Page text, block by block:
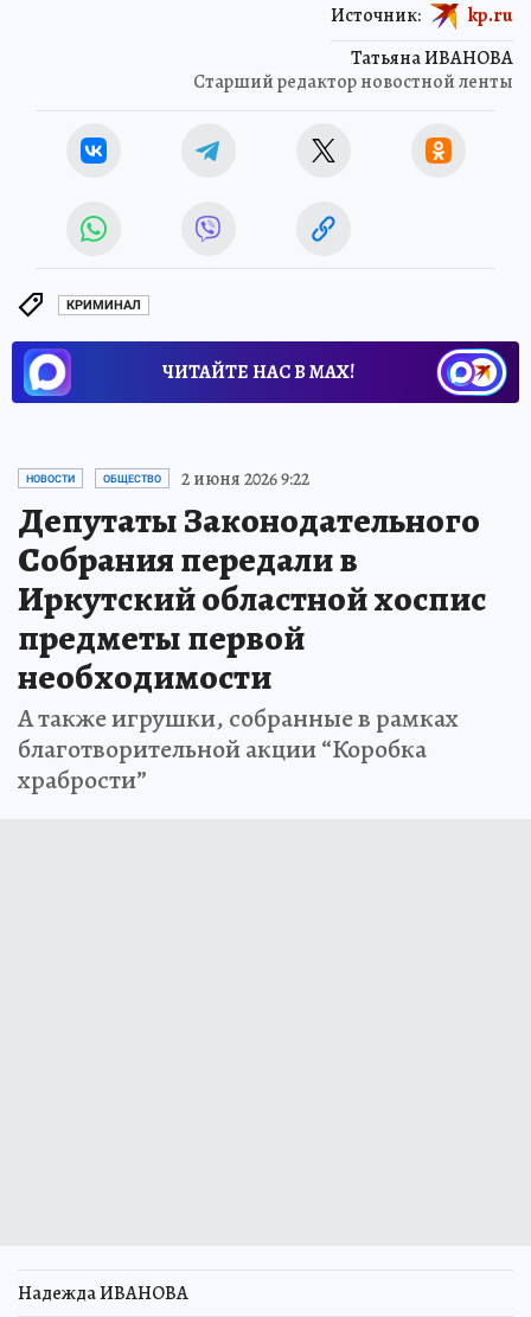
Татьяна ИВАНОВА
Старший редактор новостной ленты
Источник: kp.ru
КРИМИНАЛ
ЧИТАЙТЕ НАС В МАХ!
НОВОСТИ ОБЩЕСТВО 2 июня 2026 9:22
Депутаты Законодательного
Собрания передали в
Иркутский областной хоспис
предметы первой
необходимости
А также игрушки, собранные в рамках
благотворительной акции “Коробка
храбрости”
Надежда ИВАНОВА